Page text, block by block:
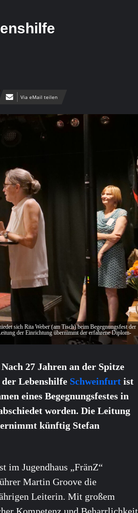
Via eMail teilen
sich Rita Weber (am Tisch) beim Begegnungsfest der
der Einrichtung übernimmt der erfahrene Diplom-
27 Jahren an der Spitze
Lebenshilfe Schweinfurt ist
eines Begegnungsfestes in
worden. Die Leitung
künftig Stefan
im Jugendhaus „FränZ“
Martin Groove die
Leiterin. Mit großem